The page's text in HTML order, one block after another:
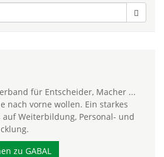
für Entscheider, Macher ...
nach vorne wollen. Ein starkes
auf Weiterbildung, Personal- und
zu GABAL